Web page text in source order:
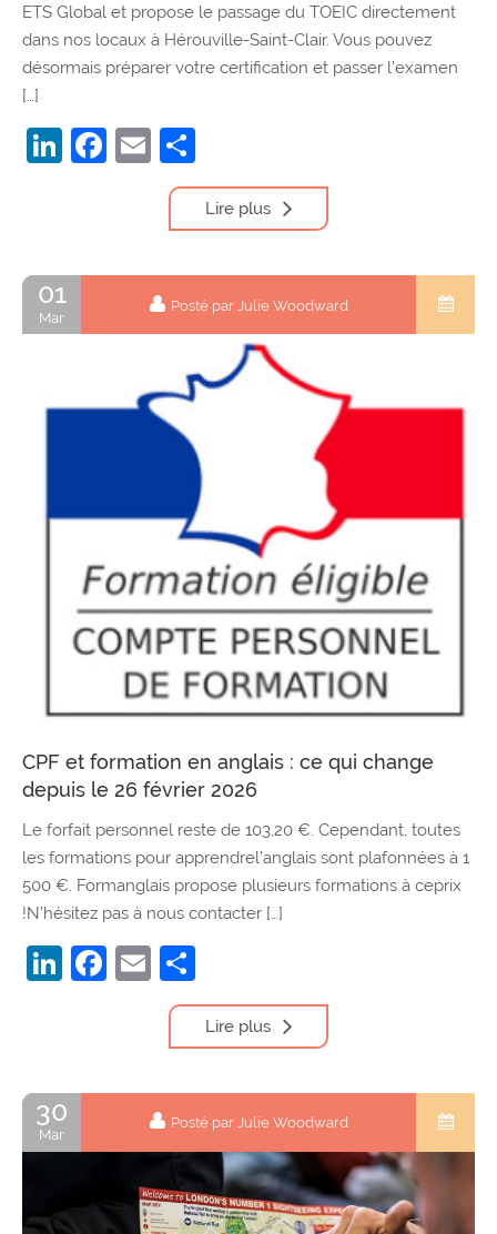
ETS Global et propose le passage du TOEIC directement
dans nos locaux à Hérouville-Saint-Clair. Vous pouvez
désormais préparer votre certification et passer l’examen
[…]
LinkedIn
Facebook
Email
Lire plus
01
Mar
Posté par Julie Woodward
CPF et formation en anglais : ce qui change
depuis le 26 février 2026
Le forfait personnel reste de 103,20 €. Cependant, toutes
les formations pour apprendrel’anglais sont plafonnées à 1
500 €. Formanglais propose plusieurs formations à ceprix
!N’hésitez pas à nous contacter […]
LinkedIn
Facebook
Email
Lire plus
30
Mar
Posté par Julie Woodward